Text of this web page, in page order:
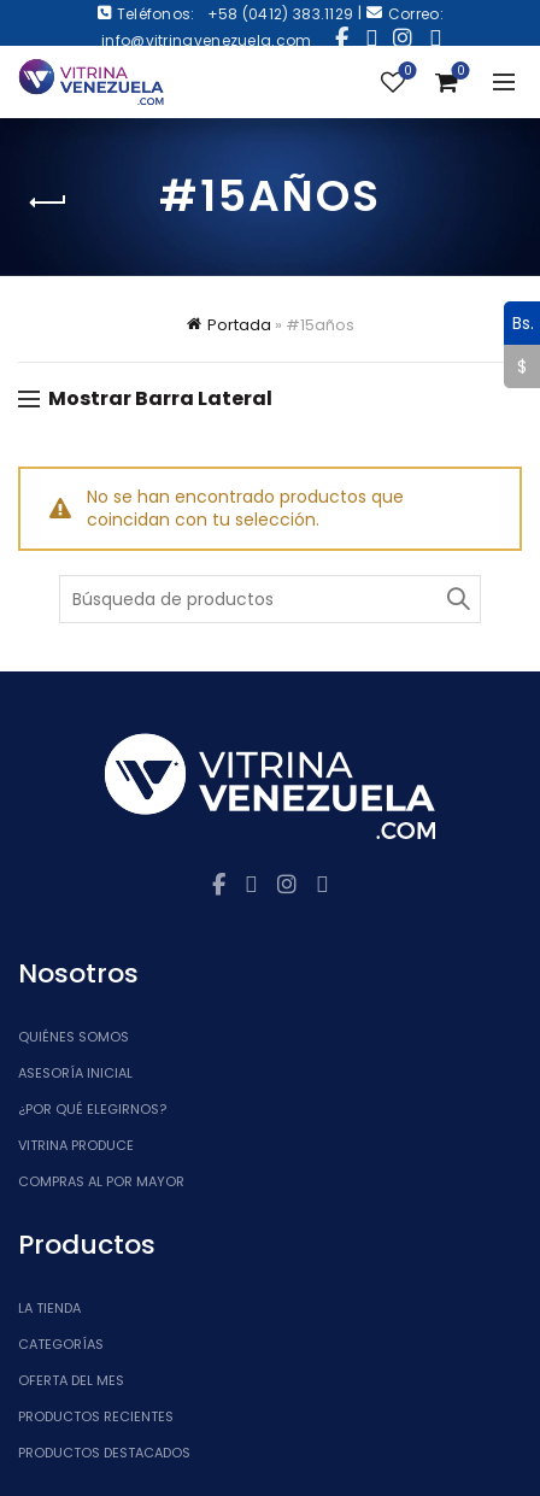
Teléfonos: +58 (0412) 383.1129 |
Correo:
info@vitrinavenezuela.com
0 0
#15AÑOS
Portada » #15años
Mostrar Barra Lateral
No se han encontrado productos que
coincidan con tu selección.
Buscar
Nosotros
QUIÉNES SOMOS
ASESORÍA INICIAL
¿POR QUÉ ELEGIRNOS?
VITRINA PRODUCE
COMPRAS AL POR MAYOR
Productos
LA TIENDA
CATEGORÍAS
OFERTA DEL MES
PRODUCTOS RECIENTES
PRODUCTOS DESTACADOS
Bs.
$